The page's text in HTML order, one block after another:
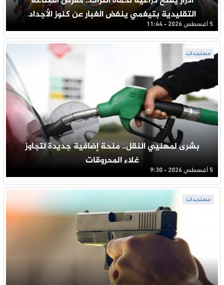
التقليدية بتيغمي ينفض الغبار عن كنوز الأجداد
5 أغسطس 2026 - 11:44
مستجدات
بشرى لمهنيي النقل.. منحة إضافية جديدة لتجاوز
غلاء المحروقات
5 أغسطس 2026 - 9:30
مستجدات